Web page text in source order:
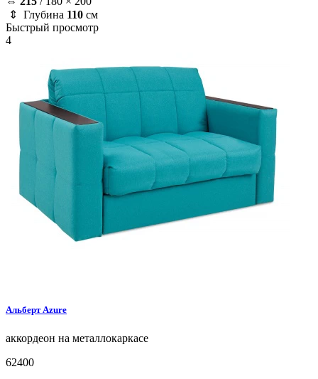
⇕ Глубина 110 см
Быстрый просмотр
4
АльбертAzure
аккордеон на металлокаркасе
62400